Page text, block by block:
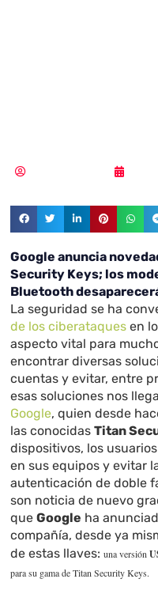
Google anuncia
Security Keys; los
Bluetooth
La seguridad se ha
de los ciberataques en
aspecto vital para
encontrar diversas
cuentas y evitar, entre
esas soluciones nos
Google, quien desde
las conocidasTitan
dispositivos, los
en sus equipos y evitar
autenticación de doble
son noticia de nuevo
queGoogle ha
compañía, desde ya
de estas llaves:una versión
para su gama de Titan Security Keys.